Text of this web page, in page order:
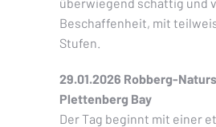
Beschaffenheit, mit
Stufen.
29.01.2026 Robberg-
Plettenberg Bay
Der Tag beginnt mit einer